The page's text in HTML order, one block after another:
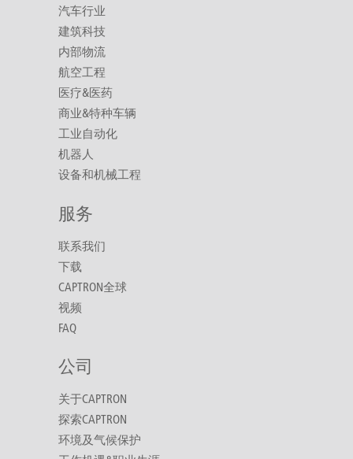
汽车行业
建筑科技
内部物流
航空工程
医疗&医药
商业&特种车辆
工业自动化
机器人
设备和机械工程
服务
联系我们
下载
CAPTRON全球
视频
FAQ
公司
关于CAPTRON
探索CAPTRON
环境及气候保护